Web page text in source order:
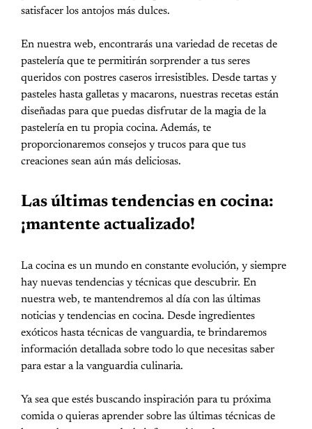
satisfacer los antojos más dulces.
En nuestra web, encontrarás una variedad de recetas de
pastelería que te permitirán sorprender a tus seres
queridos con postres caseros irresistibles. Desde tartas y
pasteles hasta galletas y macarons, nuestras recetas están
diseñadas para que puedas disfrutar de la magia de la
pastelería en tu propia cocina. Además, te
proporcionaremos consejos y trucos para que tus
creaciones sean aún más deliciosas.
Las últimas tendencias en cocina:
¡mantente actualizado!
La cocina es un mundo en constante evolución, y siempre
hay nuevas tendencias y técnicas que descubrir. En
nuestra web, te mantendremos al día con las últimas
noticias y tendencias en cocina. Desde ingredientes
exóticos hasta técnicas de vanguardia, te brindaremos
información detallada sobre todo lo que necesitas saber
para estar a la vanguardia culinaria.
Ya sea que estés buscando inspiración para tu próxima
comida o quieras aprender sobre las últimas técnicas de